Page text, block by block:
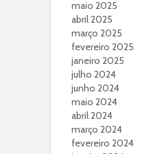
maio 2025
abril 2025
março 2025
fevereiro 2025
janeiro 2025
julho 2024
junho 2024
maio 2024
abril 2024
março 2024
fevereiro 2024